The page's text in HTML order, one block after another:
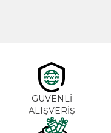
GÜVENLİ
ALIŞVERİŞ